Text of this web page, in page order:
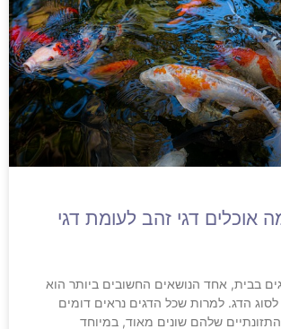
אוכלים דגי זהב לעומת דגי
בבית, אחד הנושאים החשובים ביותר הוא
הדג. למרות שכל הדגים נראים דומים
שלהם שונים מאוד, במיוחד